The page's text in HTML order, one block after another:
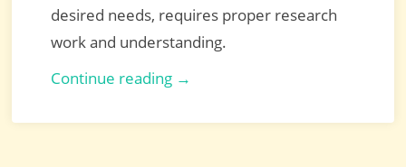
desired needs, requires proper research
work and understanding.
Continue reading →